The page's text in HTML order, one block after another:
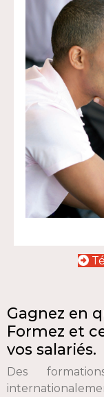
Gagnez en
Formez et
vos salariés.
Des